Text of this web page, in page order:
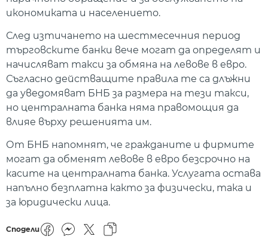
икономиката и населението.
След изтичането на шестмесечния период
търговските банки вече могат да определят и
начисляват такси за обмяна на левове в евро.
Съгласно действащите правила те са длъжни
да уведомяват БНБ за размера на тези такси,
но централната банка няма правомощия да
влияе върху решенията им.
От БНБ напомнят, че гражданите и фирмите
могат да обменят левове в евро безсрочно на
касите на централната банка. Услугата остава
напълно безплатна както за физически, така и
за юридически лица.
Сподели